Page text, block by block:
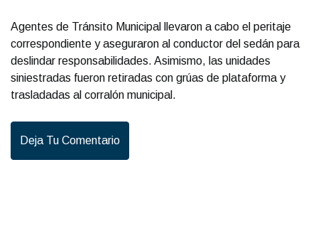
Agentes de Tránsito Municipal llevaron a cabo el peritaje
correspondiente y aseguraron al conductor del sedán para
deslindar responsabilidades. Asimismo, las unidades
siniestradas fueron retiradas con grúas de plataforma y
trasladadas al corralón municipal.
Deja Tu Comentario